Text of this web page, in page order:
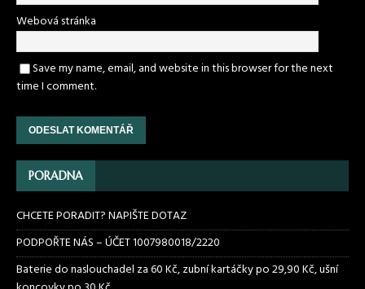
Webová stránka
Save my name, email, and website in this browser for the next
time I comment.
PORADNA
CHCETE PORADIT? NAPIŠTE DOTAZ
PODPOŘTE NÁS – ÚČET 1007980018/2220
Baterie do naslouchadel za 60 Kč, zubní kartáčky po 29,90 Kč, ušní